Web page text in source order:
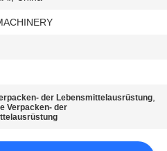
der Lebensmittelausrüstung,
Verpacken- der